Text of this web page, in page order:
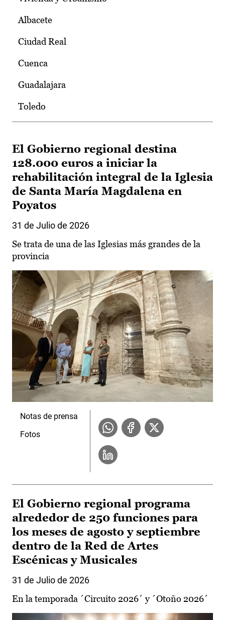
Albacete
Ciudad Real
Cuenca
Guadalajara
Toledo
El Gobierno regional destina
128.000 euros a iniciar la
rehabilitación integral de la Iglesia
de Santa María Magdalena en
Poyatos
31 de Julio de 2026
Se trata de una de las Iglesias más grandes de la
provincia
Notas de prensa
Fotos
El Gobierno regional programa
alrededor de 250 funciones para
los meses de agosto y septiembre
dentro de la Red de Artes
Escénicas y Musicales
31 de Julio de 2026
En la temporada ´Circuito 2026´ y ´Otoño 2026´